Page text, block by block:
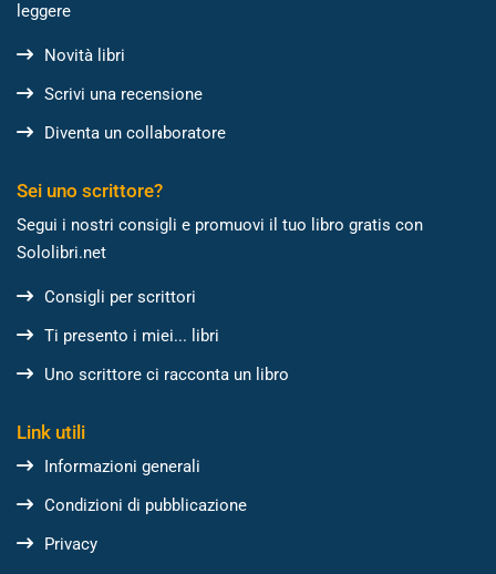
leggere
Novità libri
Scrivi una recensione
Diventa un collaboratore
Sei uno scrittore?
Segui i nostri consigli e promuovi il tuo libro gratis con
Sololibri.net
Consigli per scrittori
Ti presento i miei... libri
Uno scrittore ci racconta un libro
Link utili
Informazioni generali
Condizioni di pubblicazione
Privacy